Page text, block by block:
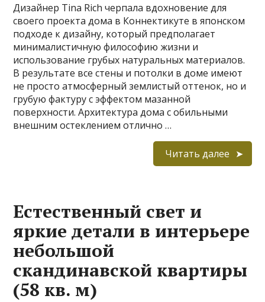
Дизайнер Tina Rich черпала вдохновение для
своего проекта дома в Коннектикуте в японском
подходе к дизайну, который предполагает
минималистичную философию жизни и
использование грубых натуральных материалов.
В результате все стены и потолки в доме имеют
не просто атмосферный землистый оттенок, но и
грубую фактуру с эффектом мазанной
поверхности. Архитектура дома с обильными
внешним остеклением отлично …
Читать далее
Естественный свет и
яркие детали в интерьере
небольшой
скандинавской квартиры
(58 кв. м)